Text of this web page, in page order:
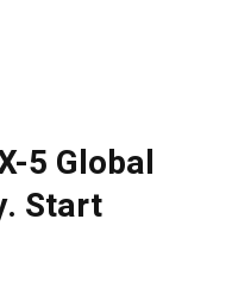
5 Global
Start